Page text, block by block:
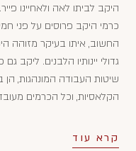
היקב לביתו לאה ולאחיינו פייר.
כרמי היקב פרוסים על פני
החשוב, איתו בעיקר מזוהה
גדולי יינותיו הלבנים. ליקב
שיטות העבודה המונהגות, הן
הקלאסיות, וכל הכרמים
קרא עוד